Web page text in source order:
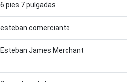
6 pies 7 pulgadas
esteban comerciante
Esteban James Merchant